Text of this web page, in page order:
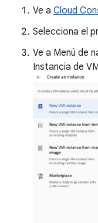
Ve a Cloud
Selecciona el
Ve a Menú de
Instancia de